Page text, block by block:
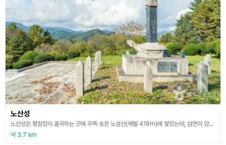
노산성
노산성은 평창강이 굴곡하는 곳에 우뚝 솟은 노성산(해발 419m)에 쌓았는데, 삼면이 강으로 둘러싸여 있을 뿐만 아니라 북쪽은 절벽이거나 매우 가파른 곳이어서 천험의 지대라고 할 수 있다. 「신증동국여지승람」에는 노산성으로 기록되어 있으며, ‘돌로 쌓았으며 둘레 1,364척, 높이 4척이다. 안에 한 우물이 있다. 지금은 반은 퇴락되었다.’라고 되어 있다. 이 성은 조선 선조 초에 군수 김광복(金光福)이 쌓은 것으로 전해지며, 임진왜란 때 권두문(權斗文
약 3.7 km